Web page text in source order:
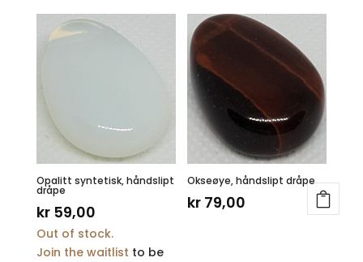
Opalitt syntetisk, håndslipt
dråpe
kr59,00
Out of stock.
Join the waitlist to be
Okseøye, håndslipt dråpe
kr 79,00